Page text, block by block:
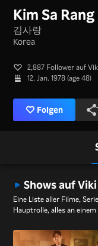
Kim Sa Rang
김사랑
Korea
2,887 Follower auf
12. Jan. 1978 (age 48)
Folgen
Shows auf Viki
Eine Liste aller Filme,
Hauptrolle, alles an